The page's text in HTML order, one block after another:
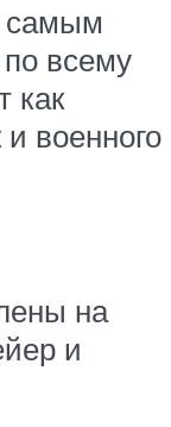
самым
всему
как
и военного
на
и